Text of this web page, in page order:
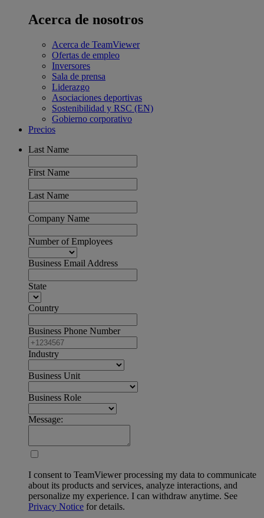
Acerca de nosotros
Acerca de TeamViewer
Ofertas de empleo
Inversores
Sala de prensa
Liderazgo
Asociaciones deportivas
Sostenibilidad y RSC (EN)
Gobierno corporativo
Precios
Last Name
First Name
Last Name
Company Name
Number of Employees
Business Email Address
State
Country
Business Phone Number
Industry
Business Unit
Business Role
Message:
I consent to TeamViewer processing my data to communicate
about its products and services, analyze interactions, and
personalize my experience. I can withdraw anytime. See
Privacy Notice for details.